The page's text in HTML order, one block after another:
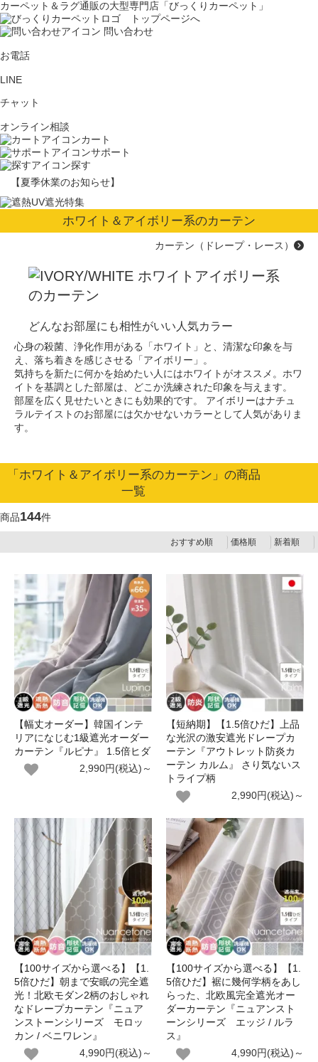
カーペット＆ラグ通販の大型専門店「びっくりカーペット」
問い合わせ
お電話
LINE
チャット
オンライン相談
カート
サポート
探す
【夏季休業のお知らせ】
ホワイト＆アイボリー系のカーテン
カーテン（ドレープ・レース）
どんなお部屋にも相性がいい人気カラー
心身の殺菌、浄化作用がある「ホワイト」と、清潔な印象を与
え、落ち着きを感じさせる「アイボリー」。
気持ちを新たに何かを始めたい人にはホワイトがオススメ。ホワ
イトを基調とした部屋は、どこか洗練された印象を与えます。
部屋を広く見せたいときにも効果的です。
アイボリーはナチュ
ラルテイストのお部屋には欠かせないカラーとして人気がありま
す。
「ホワイト＆アイボリー系のカーテン」の商品
一覧
商品144件
おすすめ順 価格順 新着順
【幅丈オーダー】韓国インテ
リアになじむ1級遮光オーダー
カーテン『ルピナ』 1.5倍ヒダ
2,990円(税込)～
【短納期】【1.5倍ひだ】上品
な光沢の激安遮光ドレープカ
ーテン『アウトレット防炎カ
ーテン カルム』 さり気ないス
トライプ柄
2,990円(税込)～
【100サイズから選べる】【1.
5倍ひだ】朝まで安眠の完全遮
光！北欧モダン2柄のおしゃれ
なドレープカーテン『ニュア
ンストーンシリーズ モロッ
カン / ベニワレン』
4,990円(税込)～
【100サイズから選べる】【1.
5倍ひだ】裾に幾何学柄をあし
らった、北欧風完全遮光オー
ダーカーテン『ニュアンスト
ーンシリーズ エッジ / ルラ
ス』
4,990円(税込)～